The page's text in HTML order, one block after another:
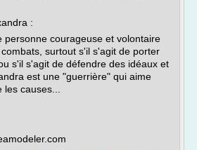
:
personne courageuse et volontaire
surtout s'il s'agit de porter
s'il s'agit de défendre des idéaux et
est une "guerrière" qui aime
causes...